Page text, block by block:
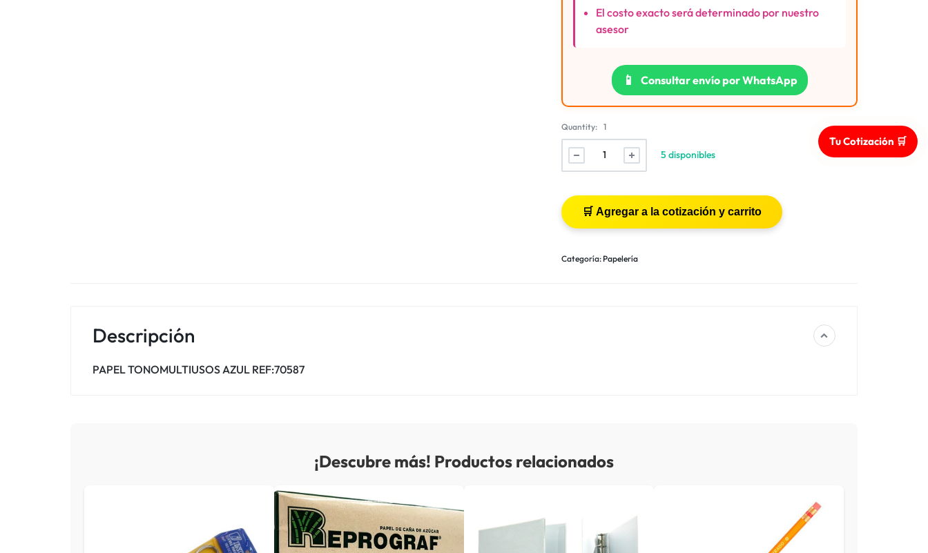
El costo exacto será determinado por nuestro
asesor
📱 Consultar envío por WhatsApp
Quantity: 1
5 disponibles
Categoría: Papelería
Descripción
PAPEL TONOMULTIUSOS AZUL REF:70587
¡Descubre más! Productos relacionados
Tu Cotización 🛒